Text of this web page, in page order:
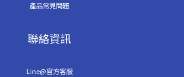
產品常見問題
聯絡資訊
Line@官方客服